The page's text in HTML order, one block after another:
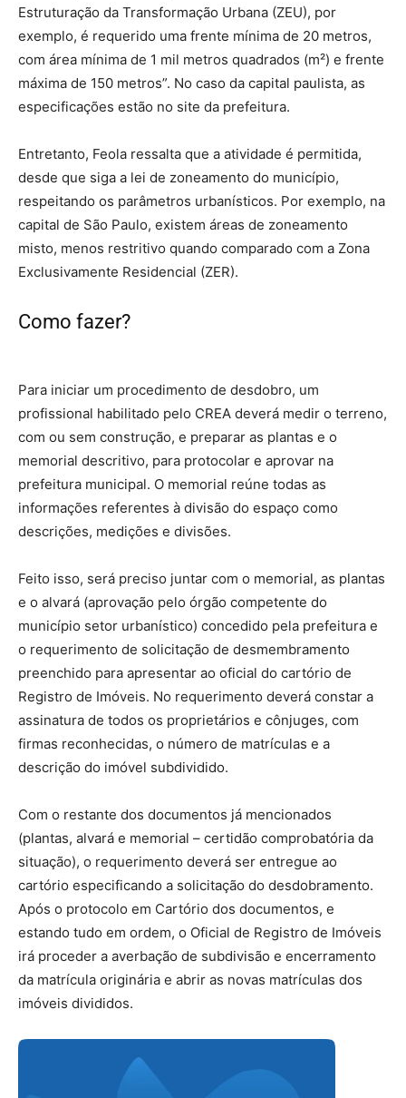
Estruturação da Transformação Urbana (ZEU), por
exemplo, é requerido uma frente mínima de 20 metros,
com área mínima de 1 mil metros quadrados (m²) e frente
máxima de 150 metros”. No caso da capital paulista, as
especificações estão no site da prefeitura.
Entretanto, Feola ressalta que a atividade é permitida,
desde que siga a lei de zoneamento do município,
respeitando os parâmetros urbanísticos. Por exemplo, na
capital de São Paulo, existem áreas de zoneamento
misto, menos restritivo quando comparado com a Zona
Exclusivamente Residencial (ZER).
Como fazer?
Para iniciar um procedimento de desdobro, um
profissional habilitado pelo CREA deverá medir o terreno,
com ou sem construção, e preparar as plantas e o
memorial descritivo, para protocolar e aprovar na
prefeitura municipal. O memorial reúne todas as
informações referentes à divisão do espaço como
descrições, medições e divisões.
Feito isso, será preciso juntar com o memorial, as plantas
e o alvará (aprovação pelo órgão competente do
município setor urbanístico) concedido pela prefeitura e
o requerimento de solicitação de desmembramento
preenchido para apresentar ao oficial do cartório de
Registro de Imóveis. No requerimento deverá constar a
assinatura de todos os proprietários e cônjuges, com
firmas reconhecidas, o número de matrículas e a
descrição do imóvel subdividido.
Com o restante dos documentos já mencionados
(plantas, alvará e memorial – certidão comprobatória da
situação), o requerimento deverá ser entregue ao
cartório especificando a solicitação do desdobramento.
Após o protocolo em Cartório dos documentos, e
estando tudo em ordem, o Oficial de Registro de Imóveis
irá proceder a averbação de subdivisão e encerramento
da matrícula originária e abrir as novas matrículas dos
imóveis divididos.